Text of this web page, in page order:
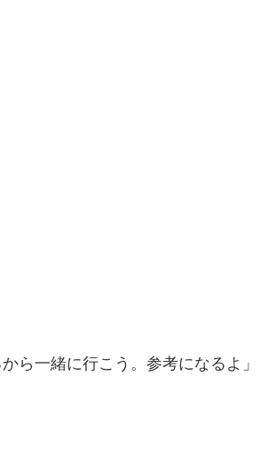
ら一緒に行こう。参考になるよ」